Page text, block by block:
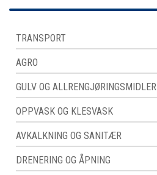
TRANSPORT
AGRO
GULV OG ALLRENGJØRINGSMIDLER
OPPVASK OG KLESVASK
AVKALKNING OG SANITÆR
DRENERING OG ÅPNING